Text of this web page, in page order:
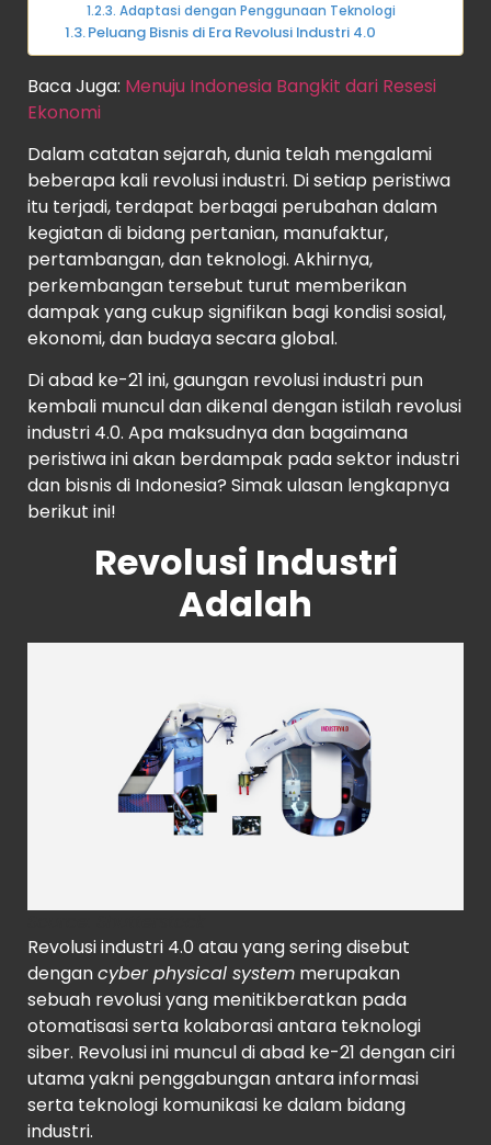
Adaptasi dengan Penggunaan Teknologi
Peluang Bisnis di Era Revolusi Industri 4.0
Baca Juga: Menuju Indonesia Bangkit dari Resesi
Ekonomi
Dalam catatan sejarah, dunia telah mengalami
beberapa kali revolusi industri. Di setiap peristiwa
itu terjadi, terdapat berbagai perubahan dalam
kegiatan di bidang pertanian, manufaktur,
pertambangan, dan teknologi. Akhirnya,
perkembangan tersebut turut memberikan
dampak yang cukup signifikan bagi kondisi sosial,
ekonomi, dan budaya secara global.
Di abad ke-21 ini, gaungan revolusi industri pun
kembali muncul dan dikenal dengan istilah revolusi
industri 4.0. Apa maksudnya dan bagaimana
peristiwa ini akan berdampak pada sektor industri
dan bisnis di Indonesia? Simak ulasan lengkapnya
berikut ini!
Revolusi Industri
Adalah
Revolusi industri 4.0 atau yang sering disebut
dengancyber physical system merupakan
sebuah revolusi yang menitikberatkan pada
otomatisasi serta kolaborasi antara teknologi
siber. Revolusi ini muncul di abad ke-21 dengan ciri
utama yakni penggabungan antara informasi
serta teknologi komunikasi ke dalam bidang
industri.